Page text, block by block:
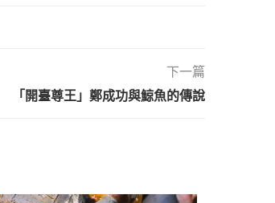
下一篇
「開臺尊王」鄭成功與鯨魚的傳說